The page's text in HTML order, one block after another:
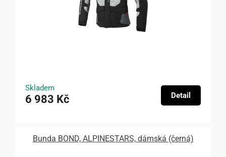
Skladem
6 983 Kč Detail
Bunda BOND, ALPINESTARS, dámská (černá)